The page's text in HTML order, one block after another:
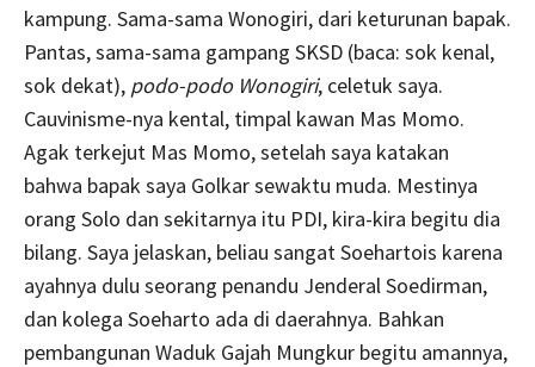
kampung. Sama-sama Wonogiri, dari keturunan bapak.
Pantas, sama-sama gampang SKSD (baca: sok kenal,
sok dekat), podo-podo Wonogiri, celetuk saya.
Cauvinisme-nya kental, timpal kawan Mas Momo.
Agak terkejut Mas Momo, setelah saya katakan
bahwa bapak saya Golkar sewaktu muda. Mestinya
orang Solo dan sekitarnya itu PDI, kira-kira begitu dia
bilang. Saya jelaskan, beliau sangat Soehartois karena
ayahnya dulu seorang penandu Jenderal Soedirman,
dan kolega Soeharto ada di daerahnya. Bahkan
pembangunan Waduk Gajah Mungkur begitu amannya,